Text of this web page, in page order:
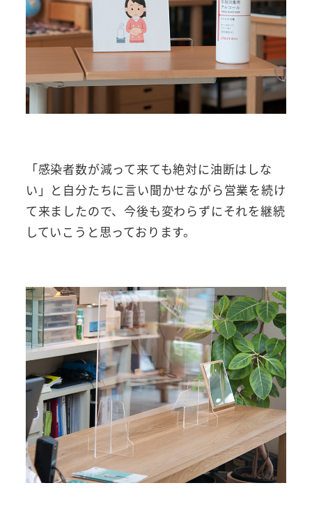
「感染者数が減って来ても絶対に油断はしな
い」と自分たちに言い聞かせながら営業を続け
て来ましたので、今後も変わらずにそれを継続
していこうと思っております。